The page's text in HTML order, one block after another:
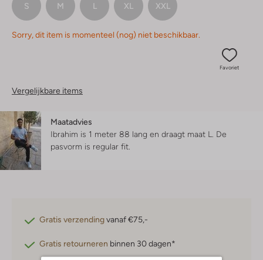
S M L XL XXL
Sorry, dit item is momenteel (nog) niet beschikbaar.
Favoriet
Vergelijkbare items
Maatadvies
Ibrahim is 1 meter 88 lang en draagt maat L. De
pasvorm is regular fit
Gratis verzendingvanaf €75,-
Gratis retourneren binnen 30 dagen*